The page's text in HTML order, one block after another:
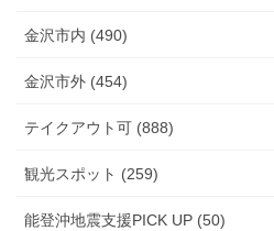
金沢市内 (490)
金沢市外 (454)
テイクアウト可 (888)
観光スポット (259)
能登沖地震支援PICK UP (50)